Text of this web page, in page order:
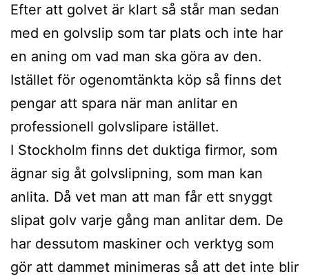
Efter att golvet är klart så står man sedan
med en golvslip som tar plats och inte har
en aning om vad man ska göra av den.
Istället för ogenomtänkta köp så finns det
pengar att spara när man anlitar en
professionell golvslipare istället.
I Stockholm finns det duktiga firmor, som
ägnar sig åt golvslipning, som man kan
anlita. Då vet man att man får ett snyggt
slipat golv varje gång man anlitar dem. De
har dessutom maskiner och verktyg som
gör att dammet minimeras så att det inte blir